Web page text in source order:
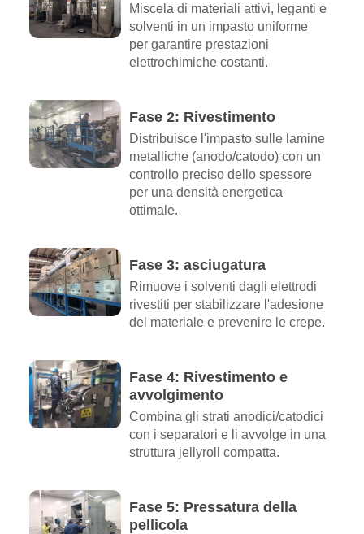
Miscela di materiali attivi, leganti e
solventi in un impasto uniforme
per garantire prestazioni
elettrochimiche costanti.
Fase 2: Rivestimento
Distribuisce l'impasto sulle lamine
metalliche (anodo/catodo) con un
controllo preciso dello spessore
per una densità energetica
ottimale.
Fase 3: asciugatura
Rimuove i solventi dagli elettrodi
rivestiti per stabilizzare l'adesione
del materiale e prevenire le crepe.
Fase 4: Rivestimento e
avvolgimento
Combina gli strati anodici/catodici
con i separatori e li avvolge in una
struttura jellyroll compatta.
Fase 5: Pressatura della
pellicola